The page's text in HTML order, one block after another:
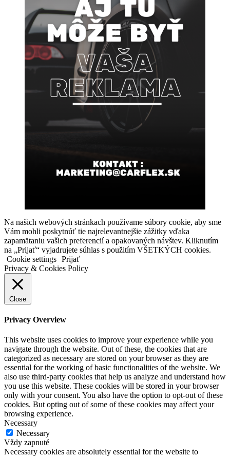
Na našich webových stránkach používame súbory cookie, aby sme
Vám mohli poskytnúť tie najrelevantnejšie zážitky vďaka
zapamätaniu vašich preferencií a opakovaných návštev. Kliknutím
na „Prijať“ vyjadrujete súhlas s použitím VŠETKÝCH cookies.
Cookie settings Prijať
Privacy & Cookies Policy
Close
Privacy Overview
This website uses cookies to improve your experience while you
navigate through the website. Out of these, the cookies that are
categorized as necessary are stored on your browser as they are
essential for the working of basic functionalities of the website. We
also use third-party cookies that help us analyze and understand how
you use this website. These cookies will be stored in your browser
only with your consent. You also have the option to opt-out of these
cookies. But opting out of some of these cookies may affect your
browsing experience.
Necessary
Necessary
Vždy zapnuté
Necessary cookies are absolutely essential for the website to